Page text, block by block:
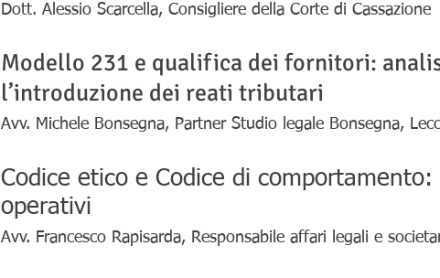
Dott. Alessio Scarcella, Consigliere della Corte di Cassazione
Modello 231 e qualifica dei fornitori:
l’introduzione dei reati tributari
Avv. Michele Bonsegna, Partner Studio legale Bonsegna,
Codice etico e Codice di
operativi
Avv. Francesco Rapisarda, Responsabile affari legali e